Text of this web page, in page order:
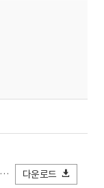
다운로드